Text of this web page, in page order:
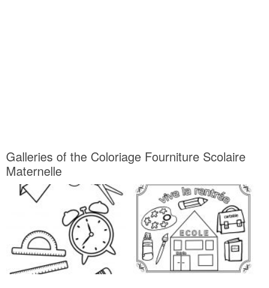
Galleries of the Coloriage Fourniture Scolaire
Maternelle